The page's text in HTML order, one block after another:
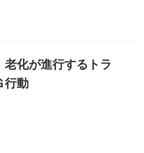
老化が進行するトラ
行動